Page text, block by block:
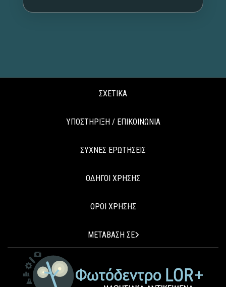
ΣΧΕΤΙΚΑ
ΥΠΟΣΤΗΡΙΞΗ / ΕΠΙΚΟΙΝΩΝΙΑ
ΣΥΧΝΕΣ ΕΡΩΤΗΣΕΙΣ
ΟΔΗΓΟΙ ΧΡΗΣΗΣ
ΟΡΟΙ ΧΡΗΣΗΣ
ΜΕΤΑΒΑΣΗ ΣΕ